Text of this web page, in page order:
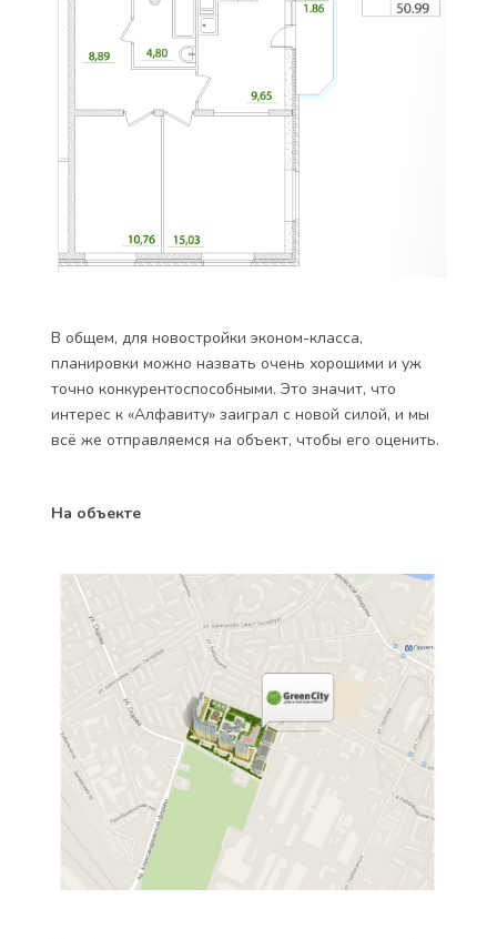
В общем, для новостройки эконом-класса,
планировки можно назвать очень хорошими и уж
точно конкурентоспособными. Это значит, что
интерес к «Алфавиту» заиграл с новой силой, и мы
всё же отправляемся на объект, чтобы его оценить.
На объекте